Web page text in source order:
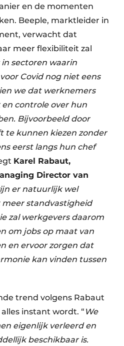
en de momenten
Beeple, marktleider in
verwacht dat
meer flexibiliteit zal
in sectoren waarin
Covid nog niet eens
we dat werknemers
controle over hun
Bijvoorbeeld door
te kunnen kiezen zonder
eerst langs hun chef
Karel Rabaut,
Director van
er natuurlijk wel
standvastigheid
zal werkgevers daarom
om jobs op maat van
en ervoor zorgen dat
kan vinden tussen
trend volgens Rabaut
instant wordt. “ We
eigenlijk verleerd en
beschikbaar is.